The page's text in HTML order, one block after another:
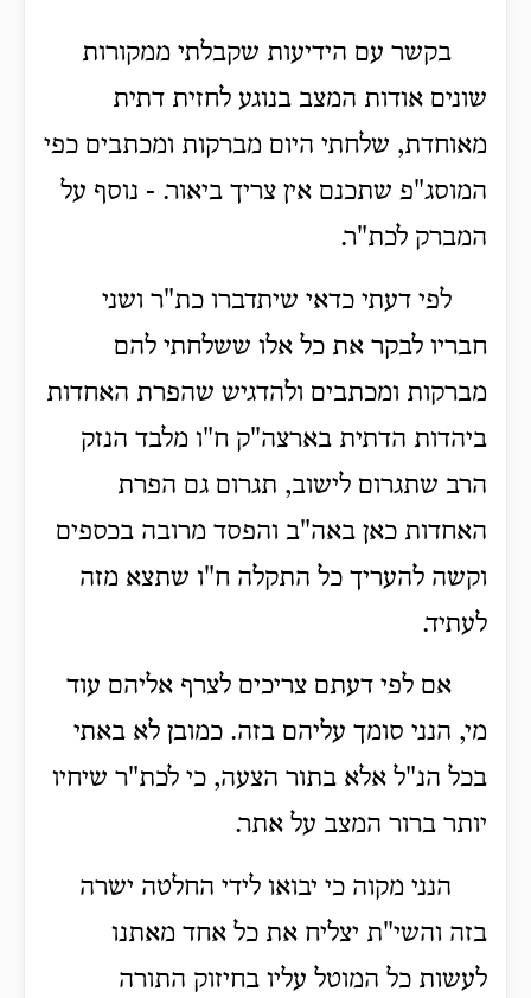
בקשר עם הידיעות שקבלתי ממקורות
שונים אודות המצב בנוגע לחזית דתית
מאוחדת, שלחתי היום מברקות ומכתבים כפי
המוסג"פ שתכנם אין צריך ביאור. - נוסף על
המברק לכת"ר.
לפי דעתי כדאי שיתדברו כת"ר ושני
חבריו לבקר את כל אלו ששלחתי להם
מברקות ומכתבים ולהדגיש שהפרת האחדות
ביהדות הדתית בארצה"ק ח"ו מלבד הנזק
הרב שתגרום לישוב, תגרום גם הפרת
האחדות כאן באה"ב והפסד מרובה בכספים
וקשה להעריך כל התקלה ח"ו שתצא מזה
לעתיד.
אם לפי דעתם צריכים לצרף אליהם עוד
מי, הנני סומך עליהם בזה. כמובן לא באתי
בכל הנ"ל אלא בתור הצעה, כי לכת"ר שיחיו
יותר ברור המצב על אתר.
הנני מקוה כי יבואו לידי החלטה ישרה
בזה והשי"ת יצליח את כל אחד מאתנו
לעשות כל המוטל עליו בחיזוק התורה